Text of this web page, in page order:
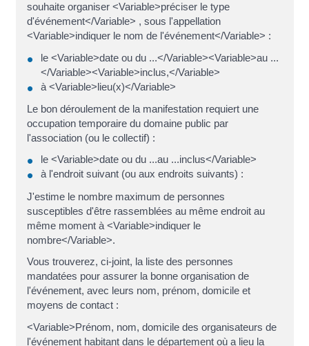
souhaite organiser <Variable>préciser le type
d'événement</Variable> , sous l'appellation
<Variable>indiquer le nom de l'événement</Variable> :
le <Variable>date ou du ...</Variable><Variable>au ...
</Variable><Variable>inclus,</Variable>
à <Variable>lieu(x)</Variable>
Le bon déroulement de la manifestation requiert une
occupation temporaire du domaine public par
l'association (ou le collectif) :
le <Variable>date ou du ...au ...inclus</Variable>
à l'endroit suivant (ou aux endroits suivants) :
J'estime le nombre maximum de personnes
susceptibles d'être rassemblées au même endroit au
même moment à <Variable>indiquer le
nombre</Variable>.
Vous trouverez, ci-joint, la liste des personnes
mandatées pour assurer la bonne organisation de
l'événement, avec leurs nom, prénom, domicile et
moyens de contact :
<Variable>Prénom, nom, domicile des organisateurs de
l'événement habitant dans le département où a lieu la